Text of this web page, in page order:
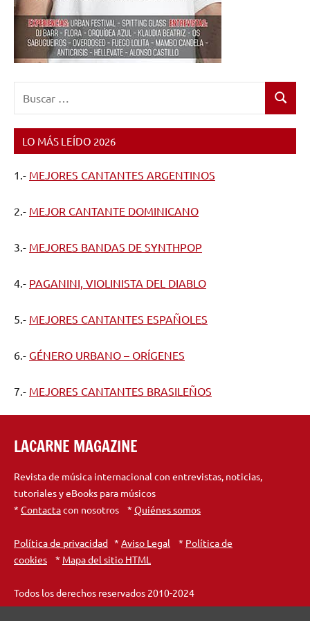
Buscar
LO MÁS LEÍDO 2026
1.- MEJORES CANTANTES ARGENTINOS
2.- MEJOR CANTANTE DOMINICANO
3.- MEJORES BANDAS DE SYNTHPOP
4.- PAGANINI, VIOLINISTA DEL DIABLO
5.- MEJORES CANTANTES ESPAÑOLES
6.- GÉNERO URBANO – ORÍGENES
7.- MEJORES CANTANTES BRASILEÑOS
LACARNE MAGAZINE
Revista de música internacional con entrevistas, noticias,
tutoriales y eBooks para músicos
* Contactacon nosotros * Quiénes somos
Política de privacidad * Aviso Legal * Política de
cookies * Mapa del sitio HTML
Todos los derechos reservados 2010-2024